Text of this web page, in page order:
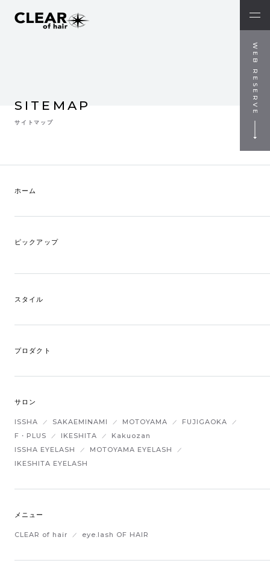
WEB RESERVE
SITEMAP
サイトマップ
ホーム
ピックアップ
スタイル
プロダクト
サロン
ISSHA SAKAEMINAMI MOTOYAMA
FUJIGAOKA
F・PLUS
IKESHITA
Kakuozan
ISSHA EYELASH
MOTOYAMA EYELASH
IKESHITA EYELASH
メニュー
CLEAR of hair eye.lash OF HAIR